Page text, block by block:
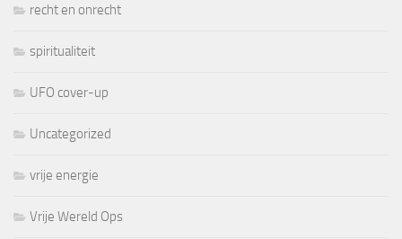
recht en onrecht
spiritualiteit
UFO cover-up
Uncategorized
vrije energie
Vrije Wereld Ops